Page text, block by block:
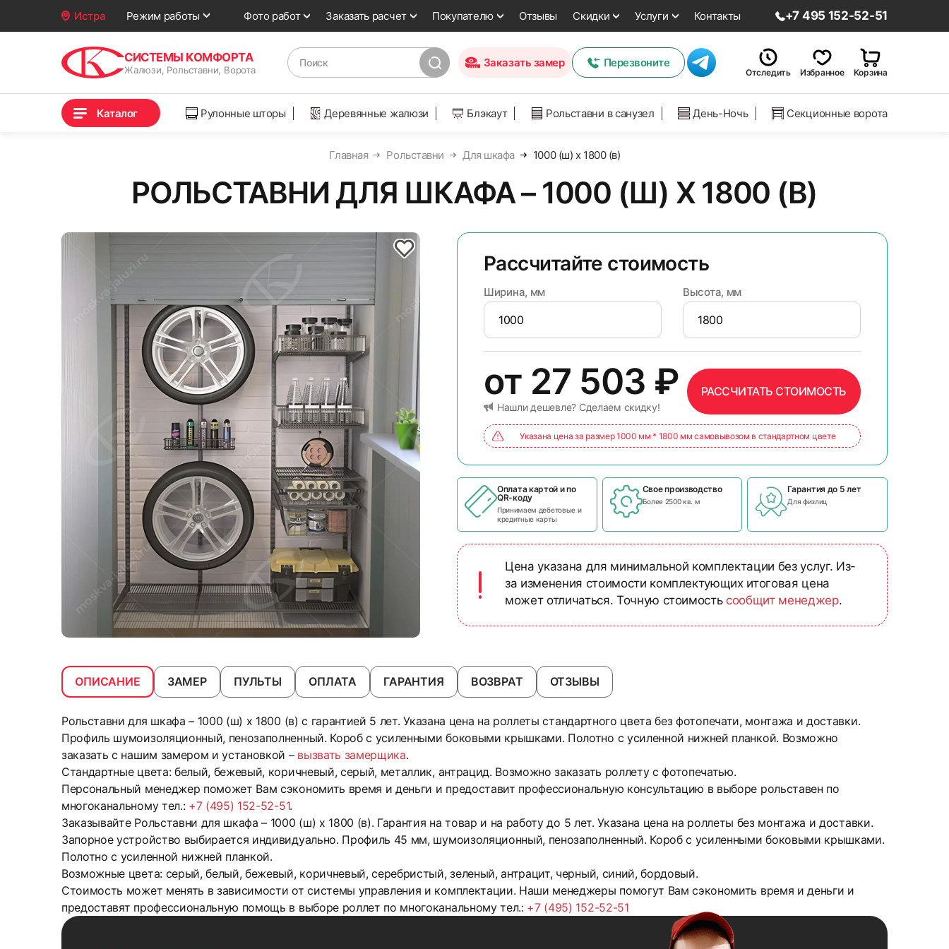
Истра Режим работы Фото работ Заказать расчет Покупателю Отзывы Скидки Услуги Контакты +7 495 152-52-51
СИСТЕМЫ КОМФОРТА
Жалюзи, Рольставни, Ворота
Заказать замер Перезвоните
Отследить Избранное Корзина
Каталог Рулонные шторы Деревянные жалюзи Блэкаут Рольставни в санузел День-Ночь Секционные ворота
Главная Рольставни Для шкафа 1000 (ш) х 1800 (в)
РОЛЬСТАВНИ ДЛЯ ШКАФА – 1000 (Ш) Х 1800 (В)
Рассчитайте стоимость
Ширина, мм Высота, мм
от 27 503 ₽
Нашли дешевле? Сделаем скидку!
РАССЧИТАТЬ СТОИМОСТЬ
Указана цена за размер 1000 мм * 1800 мм самовывозом в стандартном цвете
Оплата картой и по
QR-коду
Принимаем дебетовые и
кредитные карты
Свое производство
Более 2500 кв. м
Гарантия до 5 лет
Для физлиц
Цена указана для минимальной комплектации без услуг. Из-
за изменения стоимости комплектующих итоговая цена
может отличаться. Точную стоимость сообщит менеджер.
ОПИСАНИЕ ЗАМЕР ПУЛЬТЫ ОПЛАТА ГАРАНТИЯ ВОЗВРАТ ОТЗЫВЫ
Рольставни для шкафа – 1000 (ш) х 1800 (в) с гарантией 5 лет. Указана цена на роллеты стандартного цвета без фотопечати, монтажа и доставки.
Профиль шумоизоляционный, пенозаполненный. Короб с усиленными боковыми крышками. Полотно с усиленной нижней планкой. Возможно
заказать с нашим замером и установкой – вызвать замерщика.
Стандартные цвета: белый, бежевый, коричневый, серый, металлик, антрацид. Возможно заказать роллету с фотопечатью.
Персональный менеджер поможет Вам сэкономить время и деньги и предоставит профессиональную консультацию в выборе рольставен по
многоканальному тел.: +7 (495) 152-52-51.
Заказывайте Рольставни для шкафа – 1000 (ш) х 1800 (в). Гарантия на товар и на работу до 5 лет. Указана цена на роллеты без монтажа и доставки.
Запорное устройство выбирается индивидуально. Профиль 45 мм, шумоизоляционный, пенозаполненный. Короб с усиленными боковыми крышками.
Полотно с усиленной нижней планкой.
Возможные цвета: серый, белый, бежевый, коричневый, серебристый, зеленый, антрацит, черный, синий, бордовый.
Стоимость может менять в зависимости от системы управления и комплектации. Наши менеджеры помогут Вам сэкономить время и деньги и
предоставят профессиональную помощь в выборе роллет по многоканальному тел.: +7 (495) 152-52-51